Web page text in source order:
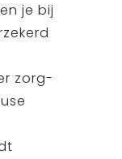
je bij
zorg-